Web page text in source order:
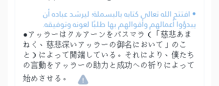
• افتتح الله تعالى كتابه بالبسملة؛ ليرشد عباده أن
يبدؤوا أعمالهم وأقوالهم بها طلبًا لعونه وتوفيقه.
●アッラーはクルアーンをバスマラ（「慈悲あま
ねく、慈悲深いアッラーの御名において」のこ
と）によって開端している。それにより、僕たち
の言動をアッラーの助力と成功への祈りによって
始めさせる。